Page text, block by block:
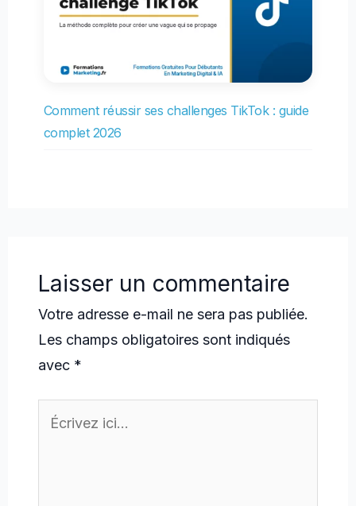
Comment réussir ses challenges TikTok : guide
complet 2026
Laisser un commentaire
Votre adresse e-mail ne sera pas publiée.
Les champs obligatoires sont indiqués
avec *
Écrivez